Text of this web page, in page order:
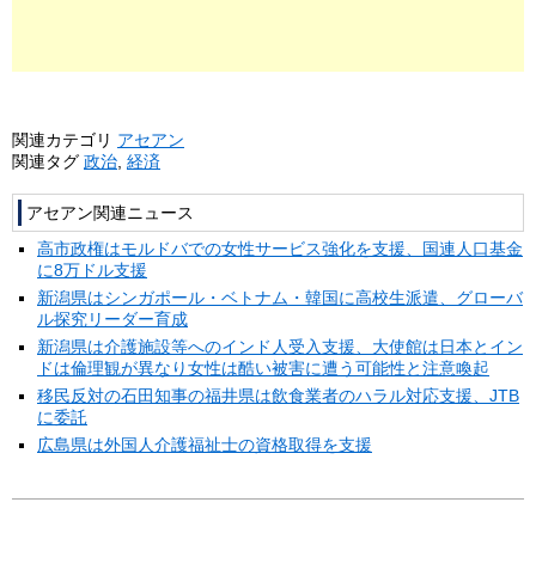
関連カテゴリ アセアン
関連タグ 政治 経済
アセアン関連ニュース
高市政権はモルドバでの女性サービス強化を支援、国連人口基金
に8万ドル支援
新潟県はシンガポール・ベトナム・韓国に高校生派遣、グローバ
ル探究リーダー育成
新潟県は介護施設等へのインド人受入支援、大使館は日本とイン
ドは倫理観が異なり女性は酷い被害に遭う可能性と注意喚起
移民反対の石田知事の福井県は飲食業者のハラル対応支援、JTB
に委託
広島県は外国人介護福祉士の資格取得を支援